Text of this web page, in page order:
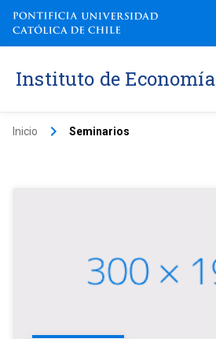
Instituto de Economía
Inicio keyboard_arrow_right Seminarios